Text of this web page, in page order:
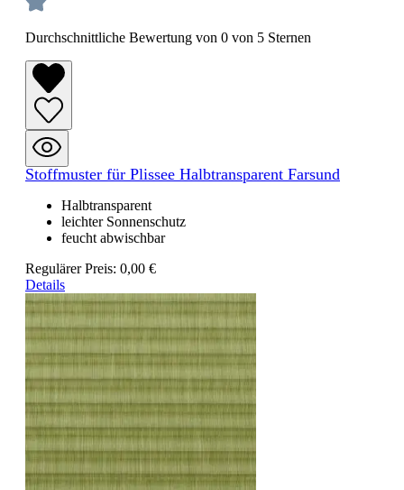
Durchschnittliche Bewertung von 0 von 5 Sternen
Stoffmuster für Plissee Halbtransparent Farsund
Halbtransparent
leichter Sonnenschutz
feucht abwischbar
Regulärer Preis: 0,00 €
Details